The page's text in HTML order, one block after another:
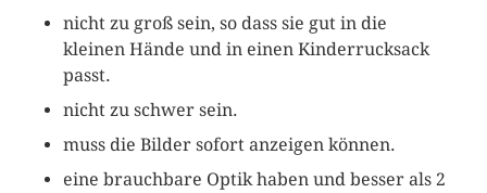
nicht zu groß sein, so dass sie gut in die
kleinen Hände und in einen Kinderrucksack
passt.
nicht zu schwer sein.
muss die Bilder sofort anzeigen können.
eine brauchbare Optik haben und besser als 2